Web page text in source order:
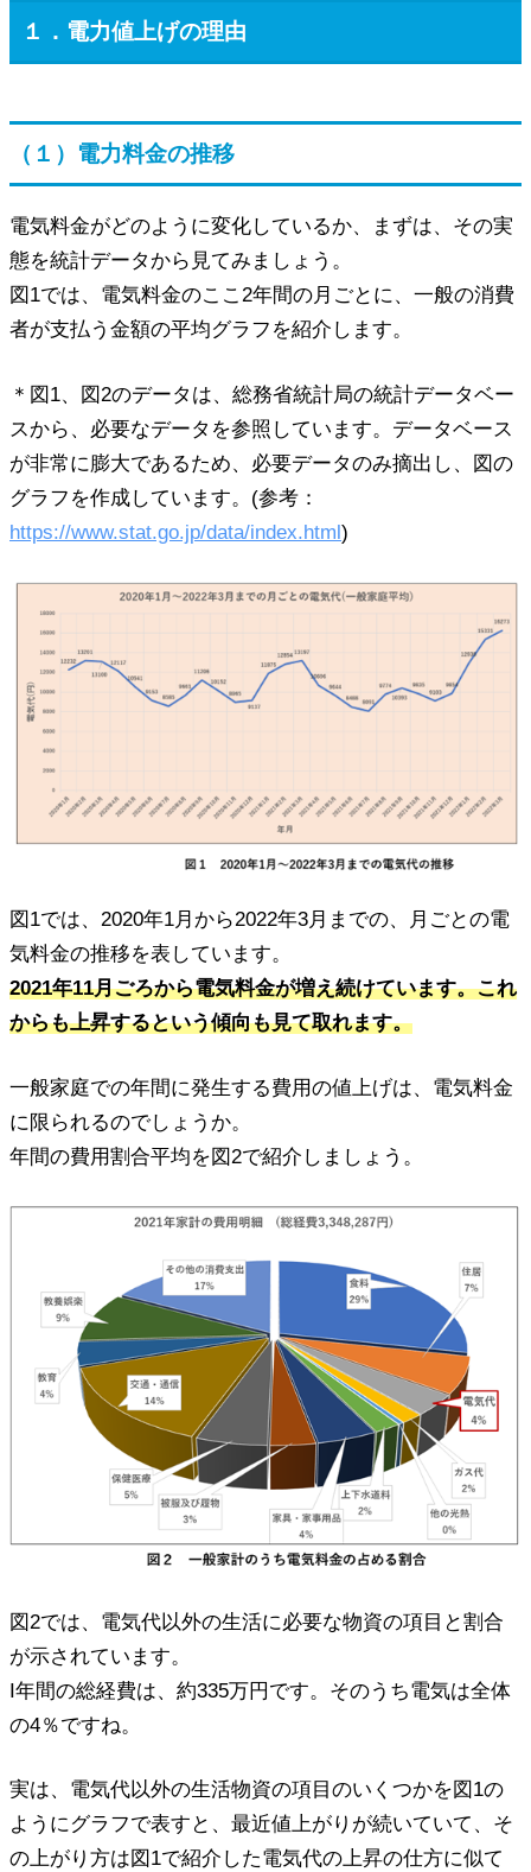
１．電力値上げの理由
（１）電力料金の推移
電気料金がどのように変化しているか、まずは、その実
態を統計データから見てみましょう。
図1では、電気料金のここ2年間の月ごとに、一般の消費
者が支払う金額の平均グラフを紹介します。
＊図1、図2のデータは、総務省統計局の統計データベー
スから、必要なデータを参照しています。データベース
が非常に膨大であるため、必要データのみ摘出し、図の
グラフを作成しています。(参考：
https://www.stat.go.jp/data/index.html)
図1では、2020年1月から2022年3月までの、月ごとの電
気料金の推移を表しています。
2021年11月ごろから電気料金が増え続けています。これ
からも上昇するという傾向も見て取れます。
一般家庭での年間に発生する費用の値上げは、電気料金
に限られるのでしょうか。
年間の費用割合平均を図2で紹介しましょう。
図2では、電気代以外の生活に必要な物資の項目と割合
が示されています。
I年間の総経費は、約335万円です。そのうち電気は全体
の4％ですね。
実は、電気代以外の生活物資の項目のいくつかを図1の
ようにグラフで表すと、最近値上がりが続いていて、そ
の上がり方は図1で紹介した電気代の上昇の仕方に似て